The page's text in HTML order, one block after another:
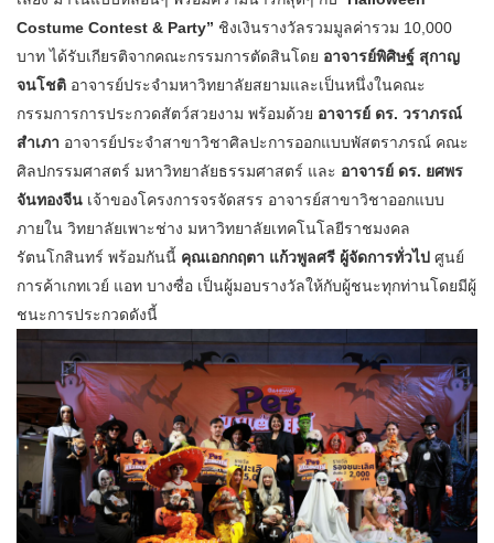
Costume Contest & Party” ชิงเงินรางวัลรวมมูลค่ารวม 10,000
บาท ได้รับเกียรติจากคณะกรรมการตัดสินโดย อาจารย์พิศิษฐ์ สุกาญ
จนโชติ อาจารย์ประจำมหาวิทยาลัยสยามและเป็นหนึ่งในคณะ
กรรมการการประกวดสัตว์สวยงาม พร้อมด้วย อาจารย์ ดร. วราภรณ์
สำเภา อาจารย์ประจำสาขาวิชาศิลปะการออกแบบพัสตราภรณ์ คณะ
ศิลปกรรมศาสตร์ มหาวิทยาลัยธรรมศาสตร์ และ อาจารย์ ดร. ยศพร
จันทองจีน เจ้าของโครงการจรจัดสรร อาจารย์สาขาวิชาออกแบบ
ภายใน วิทยาลัยเพาะช่าง มหาวิทยาลัยเทคโนโลยีราชมงคล
รัตนโกสินทร์ พร้อมกันนี้ คุณเอกกฤตา แก้วพูลศรี ผู้จัดการทั่วไป ศูนย์
การค้าเกทเวย์ แอท บางซื่อ เป็นผู้มอบรางวัลให้กับผู้ชนะทุกท่านโดยมีผู้
ชนะการประกวดดังนี้